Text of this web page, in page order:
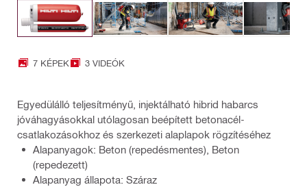
7 KÉPEK 3 VIDEÓK
Egyedülálló teljesítményű, injektálható hibrid habarcs
jóváhagyásokkal utólagosan beépített betonacél-
csatlakozásokhoz és szerkezeti alaplapok rögzítéséhez
Alapanyagok: Beton (repedésmentes), Beton
(repedezett)
Alapanyag állapota: Száraz